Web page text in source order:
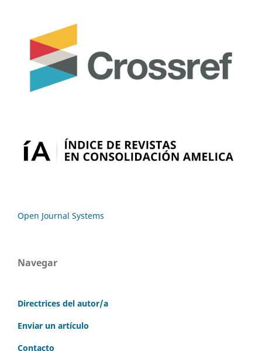
Open Journal Systems
Navegar
Directrices del autor/a
Enviar un artículo
Contacto